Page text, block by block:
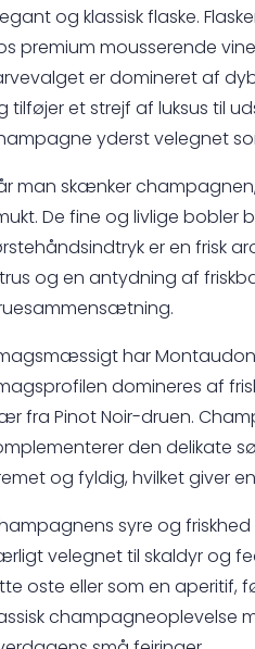
og klassisk flaske.
premium mousserende
er domineret af
tilføjer et strejf af luksus til
yderst velegnet
man skænker
De fine og livlige bobler
er en frisk
og en antydning af
har
domineres af
fra Pinot Noir-druen.
den delikate
og fyldig, hvilket giver
syre og
velegnet til skaldyr og
oste eller som en aperitif,
champagneoplevelse